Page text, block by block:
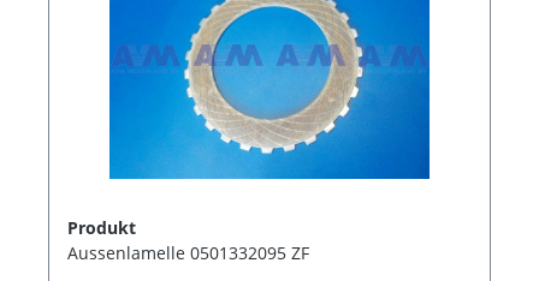
Produkt
Aussenlamelle 0501332095 ZF